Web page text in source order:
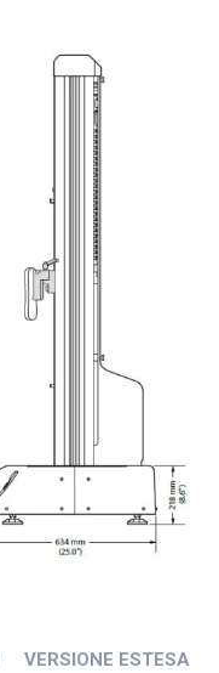
VERSIONE ESTESA